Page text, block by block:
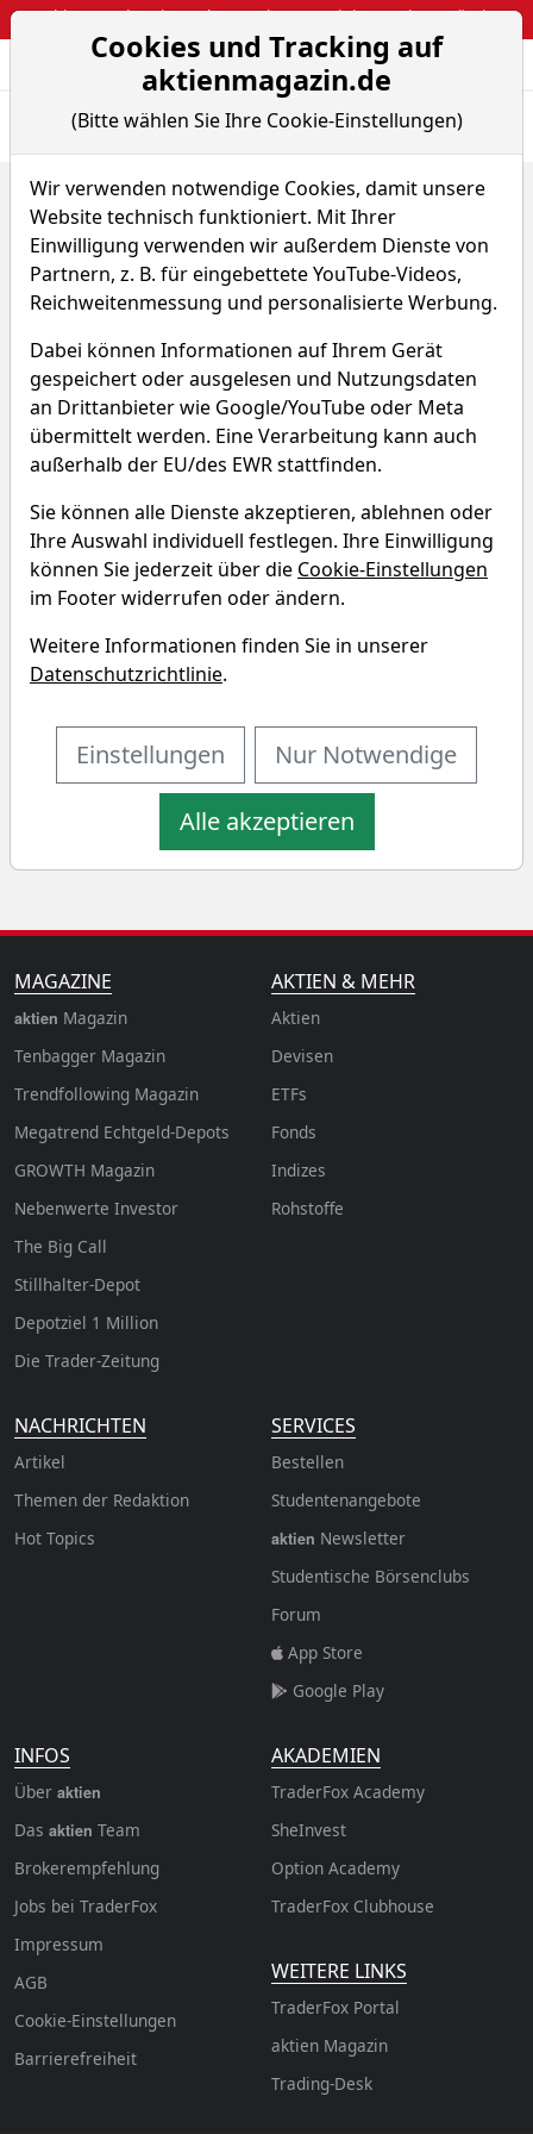
Webinar: So kassierst du trotzdem attraktive Optionsprämien
Aktien- und
Home
Indizes
ESG Global Anti Plastic Index (Net Return) (EUR)
Renditedreieck
ESG Global Anti Plastic Index
(Net Return) (EUR)
WKN A3CQTK ISIN DE000A3CQTK3
ESG Global Anti Plastic Index
(Net Return) (EUR)
Renditedreieck
Global Anti Plastic Index (Net Return) (EUR) Indexes
über verschiedene Zeiträume hinweg.
MAGAZINE
aktien Magazin
Tenbagger Magazin
Trendfollowing Magazin
Megatrend Echtgeld-Depots
GROWTH Magazin
Nebenwerte Investor
The Big Call
Stillhalter-Depot
Depotziel 1 Million
Die Trader-Zeitung
AKTIEN & MEHR
Aktien
Devisen
ETFs
Fonds
Indizes
Rohstoffe
NACHRICHTEN
Artikel
Themen der Redaktion
Hot Topics
SERVICES
Bestellen
Studentenangebote
aktien Newsletter
Studentische Börsenclubs
Forum
App Store
Google Play
INFOS
Über aktien
Das aktien Team
Brokerempfehlung
Jobs bei TraderFox
Impressum
AGB
Cookie-Einstellungen
Barrierefreiheit
AKADEMIEN
TraderFox Academy
SheInvest
Option Academy
TraderFox Clubhouse
WEITERE LINKS
TraderFox Portal
aktien Magazin
Trading-Desk
Cookies und Tracking auf
aktienmagazin.de
(Bitte wählen Sie Ihre Cookie-Einstellungen)
Wir verwenden notwendige Cookies, damit unsere
Website technisch funktioniert. Mit Ihrer
Einwilligung verwenden wir außerdem Dienste von
Partnern, z. B. für eingebettete YouTube-Videos,
Reichweitenmessung und personalisierte Werbung.
Dabei können Informationen auf Ihrem Gerät
gespeichert oder ausgelesen und Nutzungsdaten
an Drittanbieter wie Google/YouTube oder Meta
übermittelt werden. Eine Verarbeitung kann auch
außerhalb der EU/des EWR stattfinden.
Sie können alle Dienste akzeptieren, ablehnen oder
Ihre Auswahl individuell festlegen. Ihre Einwilligung
können Sie jederzeit über die Cookie-Einstellungen
im Footer widerrufen oder ändern.
Weitere Informationen finden Sie in unserer
Datenschutzrichtlinie.
Einstellungen Nur Notwendige
Alle akzeptieren